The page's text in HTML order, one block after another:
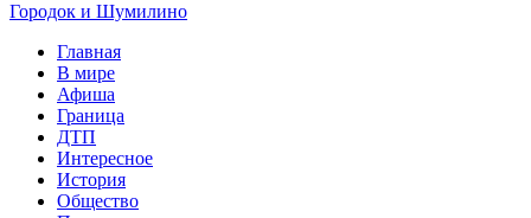
Городок и Шумилино
Главная
В мире
Афиша
Граница
ДТП
Интересное
История
Общество